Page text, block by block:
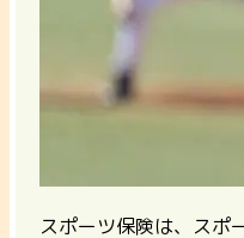
スポーツ保険は、スポ